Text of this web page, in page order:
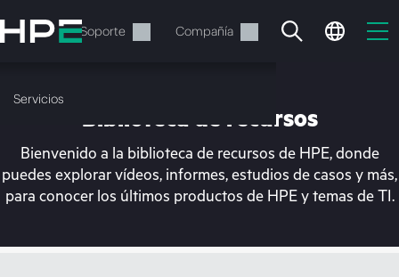
al
contenido
Servicios Soporte Compañía
Servicios
En estos momentos, tu
Biblioteca de recursos
Bienvenido a la biblioteca de recursos de HPE, donde
puedes explorar vídeos, informes, estudios de casos y más,
para conocer los últimos productos de HPE y temas de TI.